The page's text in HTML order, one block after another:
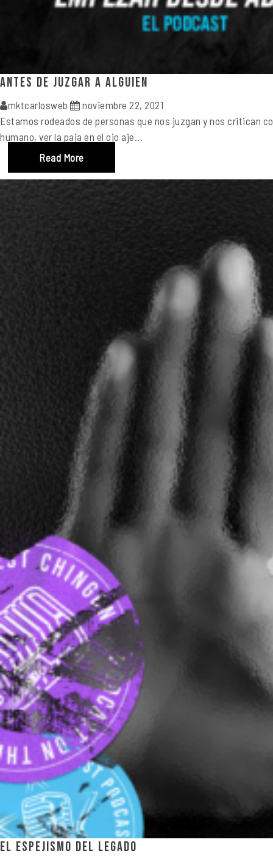
Antes de juzgar a alguien
mktcarlosweb
noviembre 22, 2021
Estamos rodeados de personas que nos juzgan y nos critican
humano, ver la paja en el ojo aje...
Read More
El espejismo del legado